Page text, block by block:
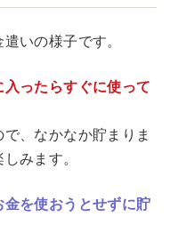
いの様子です。
ったらすぐに使って
、なかなか貯まりま
みます。
を使おうとせずに貯